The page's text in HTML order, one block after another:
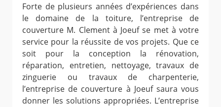
Forte de plusieurs années d’expériences dans
le domaine de la toiture, l’entreprise de
couverture M. Clement à Joeuf se met à votre
service pour la réussite de vos projets. Que ce
soit pour la conception la rénovation,
réparation, entretien, nettoyage, travaux de
zinguerie ou travaux de charpenterie,
l’entreprise de couverture à Joeuf saura vous
donner les solutions appropriées. L’entreprise